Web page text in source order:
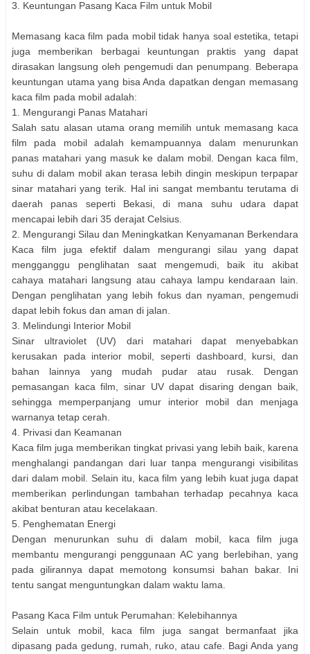
3. Keuntungan Pasang Kaca Film untuk Mobil
Memasang kaca film pada mobil tidak hanya soal estetika, tetapi
juga memberikan berbagai keuntungan praktis yang dapat
dirasakan langsung oleh pengemudi dan penumpang. Beberapa
keuntungan utama yang bisa Anda dapatkan dengan memasang
kaca film pada mobil adalah:
1. Mengurangi Panas Matahari
Salah satu alasan utama orang memilih untuk memasang kaca
film pada mobil adalah kemampuannya dalam menurunkan
panas matahari yang masuk ke dalam mobil. Dengan kaca film,
suhu di dalam mobil akan terasa lebih dingin meskipun terpapar
sinar matahari yang terik. Hal ini sangat membantu terutama di
daerah panas seperti Bekasi, di mana suhu udara dapat
mencapai lebih dari 35 derajat Celsius.
2. Mengurangi Silau dan Meningkatkan Kenyamanan Berkendara
Kaca film juga efektif dalam mengurangi silau yang dapat
mengganggu penglihatan saat mengemudi, baik itu akibat
cahaya matahari langsung atau cahaya lampu kendaraan lain.
Dengan penglihatan yang lebih fokus dan nyaman, pengemudi
dapat lebih fokus dan aman di jalan.
3. Melindungi Interior Mobil
Sinar ultraviolet (UV) dari matahari dapat menyebabkan
kerusakan pada interior mobil, seperti dashboard, kursi, dan
bahan lainnya yang mudah pudar atau rusak. Dengan
pemasangan kaca film, sinar UV dapat disaring dengan baik,
sehingga memperpanjang umur interior mobil dan menjaga
warnanya tetap cerah.
4. Privasi dan Keamanan
Kaca film juga memberikan tingkat privasi yang lebih baik, karena
menghalangi pandangan dari luar tanpa mengurangi visibilitas
dari dalam mobil. Selain itu, kaca film yang lebih kuat juga dapat
memberikan perlindungan tambahan terhadap pecahnya kaca
akibat benturan atau kecelakaan.
5. Penghematan Energi
Dengan menurunkan suhu di dalam mobil, kaca film juga
membantu mengurangi penggunaan AC yang berlebihan, yang
pada gilirannya dapat memotong konsumsi bahan bakar. Ini
tentu sangat menguntungkan dalam waktu lama.
Pasang Kaca Film untuk Perumahan: Kelebihannya
Selain untuk mobil, kaca film juga sangat bermanfaat jika
dipasang pada gedung, rumah, ruko, atau cafe. Bagi Anda yang